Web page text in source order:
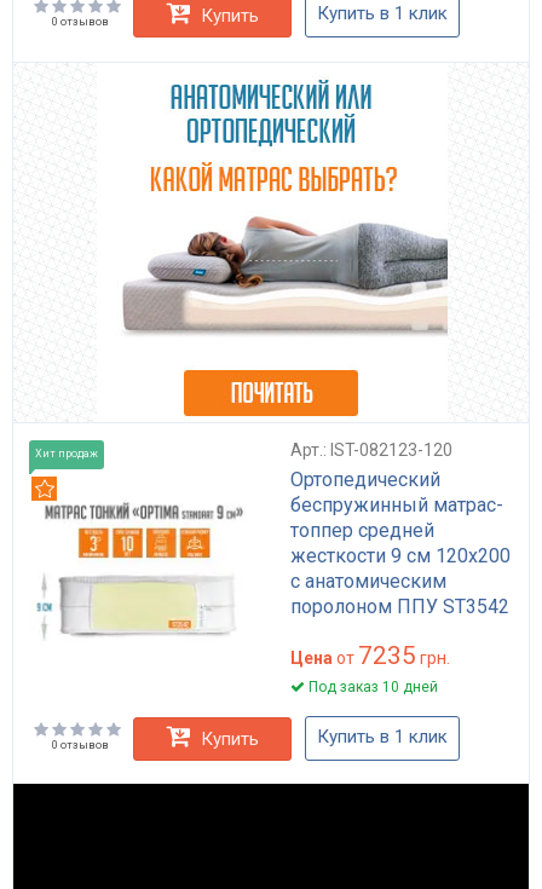
0 отзывов Купить Купить в 1 клик
Хит продаж Арт.: IST-082123-120
Ортопедический
беспружинный матрас-
топпер средней
жесткости 9 см 120x200
с анатомическим
поролоном ППУ ST3542
Цена от 7235 грн.
Под заказ 10 дней
0 отзывов Купить Купить в 1 клик